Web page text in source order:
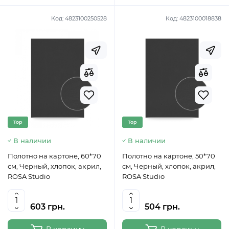
Код: 4823100250528
Top
В наличии
Полотно на картоне, 60*70
см, Черный, хлопок, акрил,
ROSA Studio
603 грн.
Код: 4823100018838
Top
В наличии
Полотно на картоне, 50*70
см, Черный, хлопок, акрил,
ROSA Studio
504 грн.